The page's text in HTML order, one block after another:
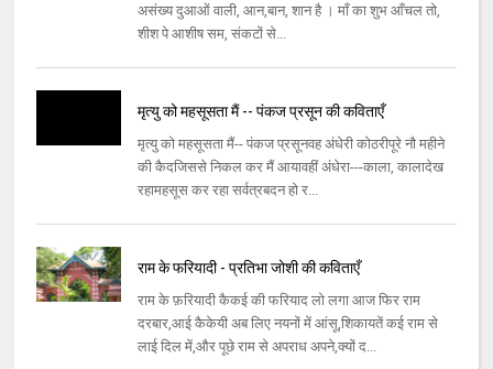
असंख्य दुआओं वाली, आन,बान, शान है । माँ का शुभ आँचल तो,
शीश पे आशीष सम, संकटों से...
मृत्यु को महसूसता मैं -- पंकज प्रसून की कविताएँ
मृत्यु को महसूसता मैं-- पंकज प्रसूनवह अंधेरी कोठरीपूरे नौ महीने
की कैदजिससे निकल कर मैं आयावहीं अंधेरा---काला, कालादेख
रहामहसूस कर रहा सर्वत्रबदन हो र...
राम के फरियादी - प्रतिभा जोशी की कविताएँ
राम के फ़रियादी कैकई की फरियाद लो लगा आज फिर राम
दरबार,आई कैकेयी अब लिए नयनों में आंसू,शिकायतें कई राम से
लाई दिल में,और पूछे राम से अपराध अपने,क्यों द...